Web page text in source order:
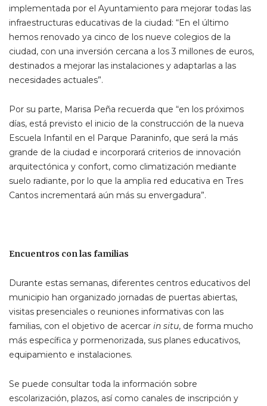
implementada por el Ayuntamiento para mejorar todas las
infraestructuras educativas de la ciudad: “En el último
hemos renovado ya cinco de los nueve colegios de la
ciudad, con una inversión cercana a los 3 millones de euros,
destinados a mejorar las instalaciones y adaptarlas a las
necesidades actuales”.
Por su parte, Marisa Peña recuerda que “en los próximos
días, está previsto el inicio de la construcción de la nueva
Escuela Infantil en el Parque Paraninfo, que será la más
grande de la ciudad e incorporará criterios de innovación
arquitectónica y confort, como climatización mediante
suelo radiante, por lo que la amplia red educativa en Tres
Cantos incrementará aún más su envergadura”.
Encuentros con las familias
Durante estas semanas, diferentes centros educativos del
municipio han organizado jornadas de puertas abiertas,
visitas presenciales o reuniones informativas con las
familias, con el objetivo de acercar in situ, de forma mucho
más específica y pormenorizada, sus planes educativos,
equipamiento e instalaciones.
Se puede consultar toda la información sobre
escolarización, plazos, así como canales de inscripción y